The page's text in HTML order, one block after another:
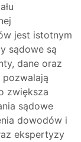
jest istotnym
sądowe są
dane oraz
pozwalają
zwiększa
sądowe
dowodów i
ekspertyzy